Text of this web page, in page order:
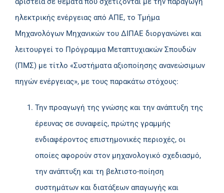
ηλεκτρικής ενέργειας από ΑΠΕ, το Τμήμα
Μηχανολόγων Μηχανικών του ΔΙΠΑΕ διοργανώνει και
λειτουργεί το Πρόγραμμα Μεταπτυχιακών Σπουδών
(ΠΜΣ) με τίτλο «Συστήματα αξιοποίησης ανανεώσιμων
πηγών ενέργειας», με τους παρακάτω στόχους:
Την προαγωγή της γνώσης και την ανάπτυξη της
έρευνας σε συναφείς, πρώτης γραμμής
ενδιαφέροντος επιστημονικές περιοχές, οι
οποίες αφορούν στον μηχανολογικό σχεδιασμό,
την ανάπτυξη και τη βελτιστο-ποίηση
συστημάτων και διατάξεων απαγωγής και